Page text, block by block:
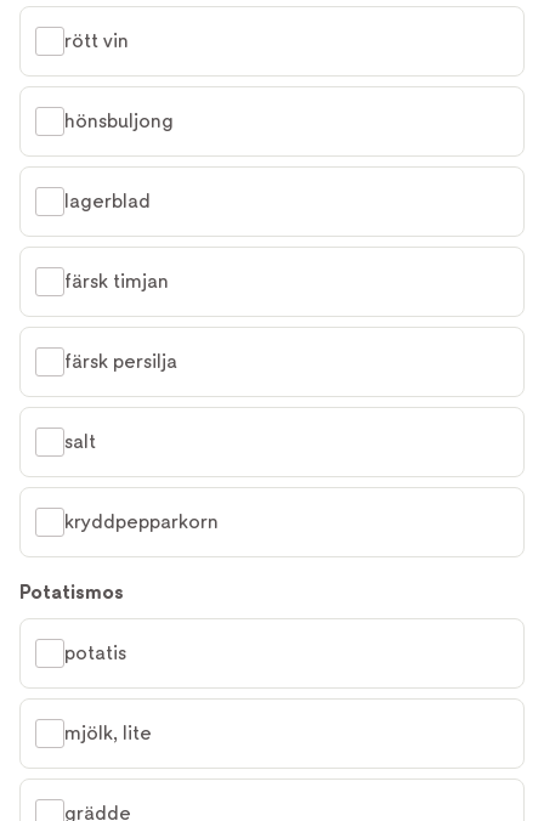
rött vin
hönsbuljong
lagerblad
färsk timjan
färsk persilja
salt
kryddpepparkorn
Potatismos
potatis
mjölk, lite
grädde